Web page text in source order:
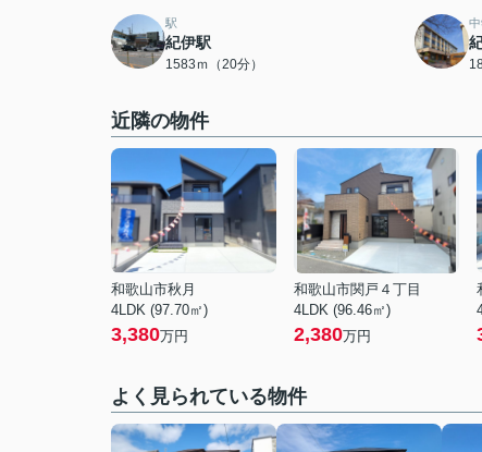
駅
紀伊駅
1583ｍ（20分）
近隣の物件
和歌山市秋月
4LDK (97.70㎡)
3,380万円
和歌山市関戸４丁目
4LDK (96.46㎡)
2,380万円
よく見られている物件